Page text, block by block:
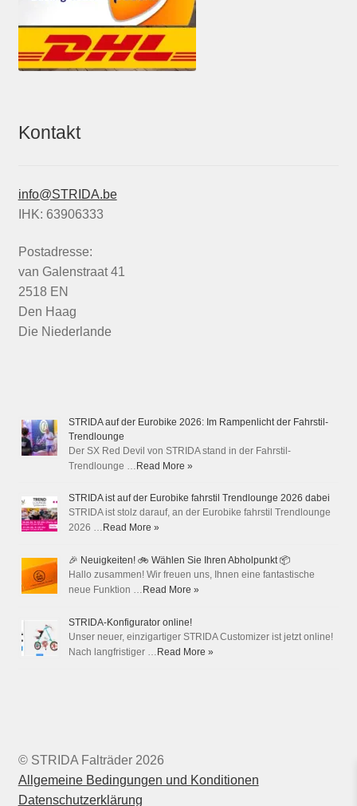
Kontakt
info@STRIDA.be
IHK: 63906333
Postadresse:
van Galenstraat 41
2518 EN
Den Haag
Die Niederlande
STRIDA auf der Eurobike 2026: Im Rampenlicht der Fahrstil-
Trendlounge
Der SX Red Devil von STRIDA stand in der Fahrstil-
Trendlounge … Read More »
STRIDA ist auf der Eurobike fahrstil Trendlounge 2026 dabei
STRIDA ist stolz darauf, an der Eurobike fahrstil Trendlounge
2026 … Read More »
🎉 Neuigkeiten! 🚲 Wählen Sie Ihren Abholpunkt 📦
Hallo zusammen! Wir freuen uns, Ihnen eine fantastische
neue Funktion … Read More »
STRIDA-Konfigurator online!
Unser neuer, einzigartiger STRIDA Customizer ist jetzt online!
Nach langfristiger … Read More »
© STRIDA Falträder 2026
Allgemeine Bedingungen und Konditionen
Datenschutzerklärung